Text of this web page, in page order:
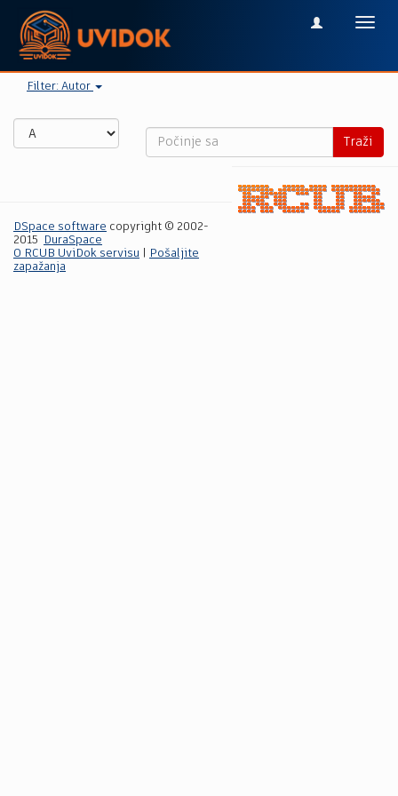
Filter: Autor
Traži
DSpace software copyright © 2002-
2015
DuraSpace
O RCUB UviDok servisu
Pošaljite
zapažanja